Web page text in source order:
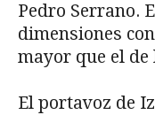
Pedro Serrano.
dimensiones
mayor que el de
El portavoz de